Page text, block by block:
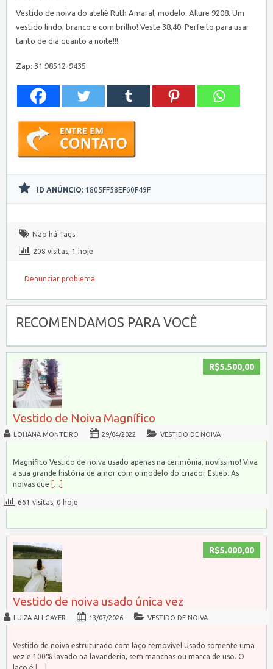
Vestido de noiva do ateliê Ruth Amaral, modelo: Allure 9208. Um
vestido lindo, branco e com brilho! Veste 38,40. Perfeito para usar
tanto de dia quanto a noite!!!
Zap: 31 98512-9435
ID ANÚNCIO: 1805FF58EF60F49F
Não há Tags
208 visitas, 1 hoje
Denunciar problema
RECOMENDAMOS PARA VOCÊ
R$5.500,00
Vestido de Noiva Magnífico
LOHANA MONTEIRO 29/04/2022 VESTIDO DE NOIVA
Magnífico Vestido de noiva usado apenas na cerimônia, novíssimo! Viva
a sua grande história de amor com o modelo do criador Eslieb. As
noivas que
[…]
661 visitas, 0 hoje
R$5.000,00
Vestido de noiva usado única vez
LUIZA ALLGAYER 13/07/2026 VESTIDO DE NOIVA
Vestido de noiva estruturado com laço removível Usado somente uma
vez e 100% lavado na lavanderia, sem manchas ou marca de uso. O